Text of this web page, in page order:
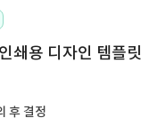
쇄용 디자인 템플
후 결정